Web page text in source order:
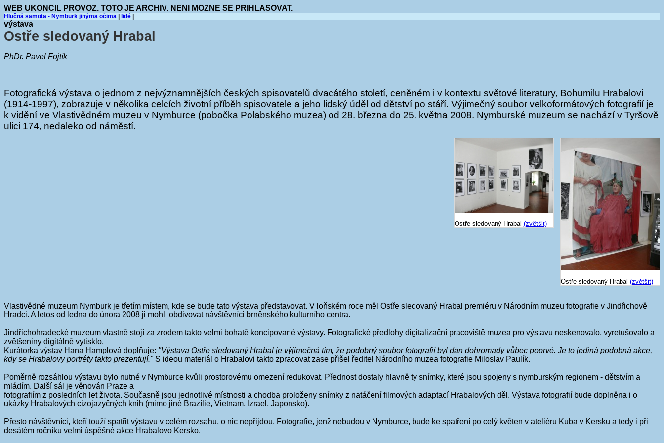
WEB UKONCIL PROVOZ. TOTO JE ARCHIV. NENI MOZNE SE PRIHLASOVAT.
Hlučná samota - Nymburk jinýma očima lidé
výstava
Ostře sledovaný Hrabal
PhDr. Pavel Fojtík
Fotografická výstava o jednom z nejvýznamnějších českých spisovatelů dvacátého století, ceněném i v kontextu světové literatury, Bohumilu Hrabalovi
(1914-1997), zobrazuje v několika celcích životní příběh spisovatele a jeho lidský úděl od dětství po stáří. Výjimečný soubor velkoformátových fotografií je
k vidění ve Vlastivědném muzeu v Nymburce (pobočka Polabského muzea) od 28. března do 25. května 2008. Nymburské muzeum se nachází v Tyršově
ulici 174, nedaleko od náměstí.
Ostře sledovaný Hrabal (zvětšit)
Ostře sledovaný Hrabal (zvětšit)
Vlastivědné muzeum Nymburk je třetím místem, kde se bude tato výstava představovat. V loňském roce měl Ostře sledovaný Hrabal premiéru v Národním muzeu fotografie v Jindřichově
Hradci. A letos od ledna do února 2008 ji mohli obdivovat návštěvníci brněnského kulturního centra.
Jindřichohradecké muzeum vlastně stojí za zrodem takto velmi bohatě koncipované výstavy. Fotografické předlohy digitalizační pracoviště muzea pro výstavu neskenovalo, vyretušovalo a
zvětšeniny digitálně vytisklo.
Kurátorka výstav Hana Hamplová doplňuje: "Výstava Ostře sledovaný Hrabal je výjimečná tím, že podobný soubor fotografií byl dán dohromady vůbec poprvé. Je to jediná podobná akce,
kdy se Hrabalovy portréty takto prezentují." S ideou materiál o Hrabalovi takto zpracovat zase přišel ředitel Národního muzea fotografie Miloslav Paulík.
Poměrně rozsáhlou výstavu bylo nutné v Nymburce kvůli prostorovému omezení redukovat. Přednost dostaly hlavně ty snímky, které jsou spojeny s nymburským regionem - dětstvím a
mládím. Další sál je věnován Praze a
fotografiím z posledních let života. Současně jsou jednotlivé místnosti a chodba proloženy snímky z natáčení filmových adaptací Hrabalových děl. Výstava fotografií bude doplněna i o
ukázky Hrabalových cizojazyčných knih (mimo jiné Brazílie, Vietnam, Izrael, Japonsko).
Přesto návštěvníci, kteří touží spatřit výstavu v celém rozsahu, o nic nepřijdou. Fotografie, jenž nebudou v Nymburce, bude ke spatření po celý květen v ateliéru Kuba v Kersku a tedy i při
desátém ročníku velmi úspěšné akce Hrabalovo Kersko.